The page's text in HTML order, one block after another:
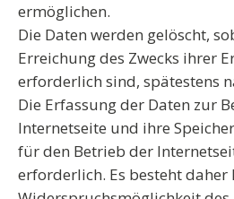
ermöglichen.
Die Daten werden gelöscht,
Erreichung des Zwecks ihrer
erforderlich sind, spätestens
Die Erfassung der Daten zur
Internetseite und ihre
für den Betrieb der
erforderlich. Es besteht daher